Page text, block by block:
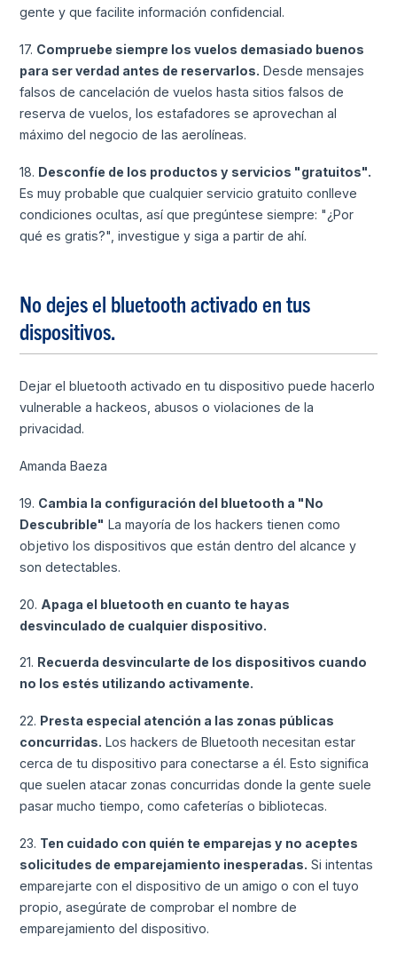
gente y que facilite información confidencial.
17. Compruebe siempre los vuelos demasiado buenos
para ser verdad antes de reservarlos. Desde mensajes
falsos de cancelación de vuelos hasta sitios falsos de
reserva de vuelos, los estafadores se aprovechan al
máximo del negocio de las aerolíneas.
18. Desconfíe de los productos y servicios "gratuitos".
Es muy probable que cualquier servicio gratuito conlleve
condiciones ocultas, así que pregúntese siempre: "¿Por
qué es gratis?", investigue y siga a partir de ahí.
No dejes el bluetooth activado en tus
dispositivos.
Dejar el bluetooth activado en tu dispositivo puede hacerlo
vulnerable a hackeos, abusos o violaciones de la
privacidad.
Amanda Baeza
19. Cambia la configuración del bluetooth a "No
Descubrible" La mayoría de los hackers tienen como
objetivo los dispositivos que están dentro del alcance y
son detectables.
20. Apaga el bluetooth en cuanto te hayas
desvinculado de cualquier dispositivo.
21. Recuerda desvincularte de los dispositivos cuando
no los estés utilizando activamente.
22. Presta especial atención a las zonas públicas
concurridas. Los hackers de Bluetooth necesitan estar
cerca de tu dispositivo para conectarse a él. Esto significa
que suelen atacar zonas concurridas donde la gente suele
pasar mucho tiempo, como cafeterías o bibliotecas.
23. Ten cuidado con quién te emparejas y no aceptes
solicitudes de emparejamiento inesperadas. Si intentas
emparejarte con el dispositivo de un amigo o con el tuyo
propio, asegúrate de comprobar el nombre de
emparejamiento del dispositivo.